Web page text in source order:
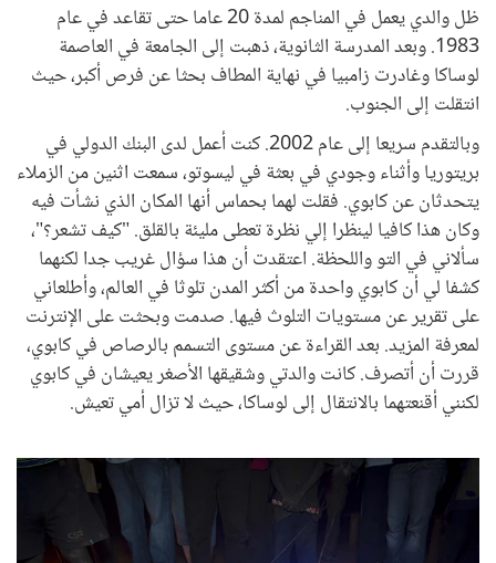
ظل والدي يعمل في المناجم لمدة 20 عاما حتى تقاعد في عام
1983. وبعد المدرسة الثانوية، ذهبت إلى الجامعة في العاصمة
لوساكا وغادرت زامبيا في نهاية المطاف بحثا عن فرص أكبر، حيث
انتقلت إلى الجنوب.
وبالتقدم سريعا إلى عام 2002. كنت أعمل لدى البنك الدولي في
بريتوريا وأثناء وجودي في بعثة في ليسوتو، سمعت اثنين من الزملاء
يتحدثان عن كابوي. فقلت لهما بحماس أنها المكان الذي نشأت فيه
وكان هذا كافيا لينظرا إلي نظرة تعطى مليئة بالقلق. "كيف تشعر؟"،
سألاني في التو واللحظة. اعتقدت أن هذا سؤال غريب جدا لكنهما
كشفا لي أن كابوي واحدة من أكثر المدن تلوثا في العالم، وأطلعاني
على تقرير عن مستويات التلوث فيها. صدمت وبحثت على الإنترنت
لمعرفة المزيد. بعد القراءة عن مستوى التسمم بالرصاص في كابوي،
قررت أن أتصرف. كانت والدتي وشقيقها الأصغر يعيشان في كابوي
لكنني أقنعتهما بالانتقال إلى لوساكا، حيث لا تزال أمي تعيش.